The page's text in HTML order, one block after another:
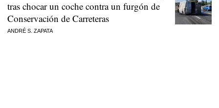
tras chocar un coche contra un furgón de
Conservación de Carreteras
ANDRÉ S. ZAPATA